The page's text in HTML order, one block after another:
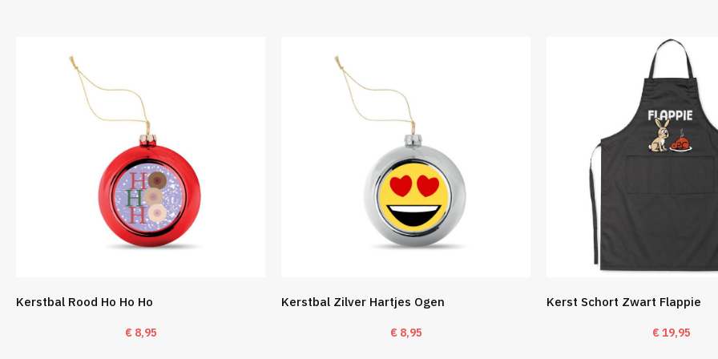
Kerstbal Rood Ho Ho Ho
€8,95
Kerstbal Zilver Hartjes Ogen
€8,95
Kerst Schort Zwart Flappie
€19,95